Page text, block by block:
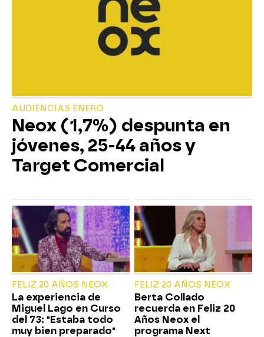
AUDIENCIAS ENERO
Neox (1,7%) despunta en
jóvenes, 25-44 años y
Target Comercial
FELIZ 20 AÑOS NEOX
La experiencia de
Miguel Lago en Curso
del 73: "Estaba todo
muy bien preparado"
FELIZ 20 AÑOS NEOX
Berta Collado
recuerda en Feliz 20
Años Neox el
programa Next